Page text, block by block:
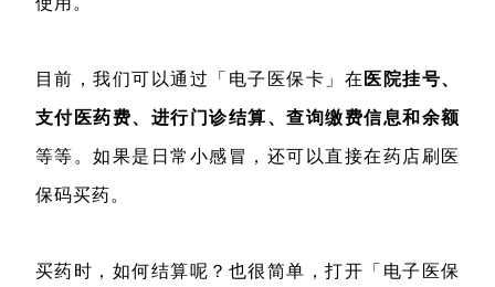
目前，我们可以通过「电子医保卡」在 医院挂号、
支付医药费、进行门诊结算、查询缴费信息和余额
等等。如果是日常小感冒，还可以直接在药店刷医
保码买药。
买药时，如何结算呢？也很简单，打开「电子医保